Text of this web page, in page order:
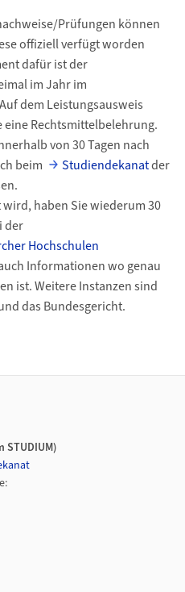
Prüfungen können
offiziell verfügt worden
dafür ist der
im Jahr im
dem Leistungsausweis
Rechtsmittelbelehrung.
von 30 Tagen nach
beim
Studiendekanatder
haben Sie wiederum 30
der
Hochschulen
Informationen wo genau
ist. Weitere Instanzen sind
das Bundesgericht.
STUDIUM)